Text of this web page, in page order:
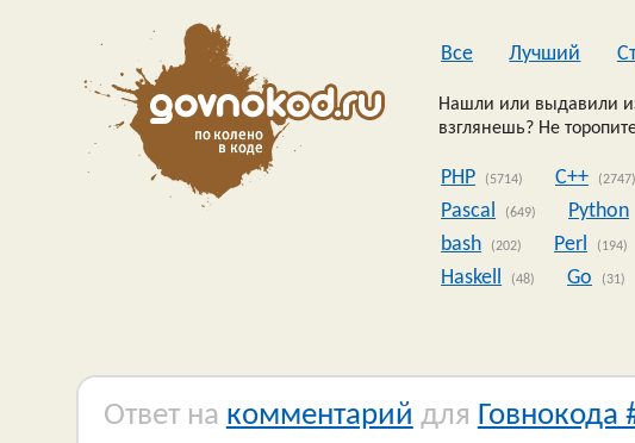
Все Лучший
Нашли или выдавили
взглянешь? Не
PHP (5714) C++ (2747)
Pascal (649) Python
bash (202) Perl (194)
Haskell (48) Go (31)
Ответ на комментарий для Говнокода